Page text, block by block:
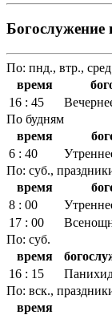
Богослужение
По: пнд., втр.,
время
16 : 45
По будням
время
6 : 40
По: суб.,
время
8 : 00
17 : 00
По: суб.
время
16 : 15
По: вск.,
время